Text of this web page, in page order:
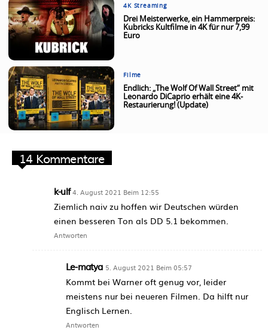
4K Streaming
Drei Meisterwerke, ein Hammerpreis:
Kubricks Kultfilme in 4K für nur 7,99
Euro
Filme
Endlich: „The Wolf Of Wall Street“ mit
Leonardo DiCaprio erhält eine 4K-
Restaurierung! (Update)
14 Kommentare
k-ulf 4. August 2021 Beim 12:55
Ziemlich naiv zu hoffen wir Deutschen würden
einen besseren Ton als DD 5.1 bekommen.
Antworten
Le-matya 5. August 2021 Beim 05:57
Kommt bei Warner oft genug vor, leider
meistens nur bei neueren Filmen. Da hilft nur
Englisch Lernen.
Antworten